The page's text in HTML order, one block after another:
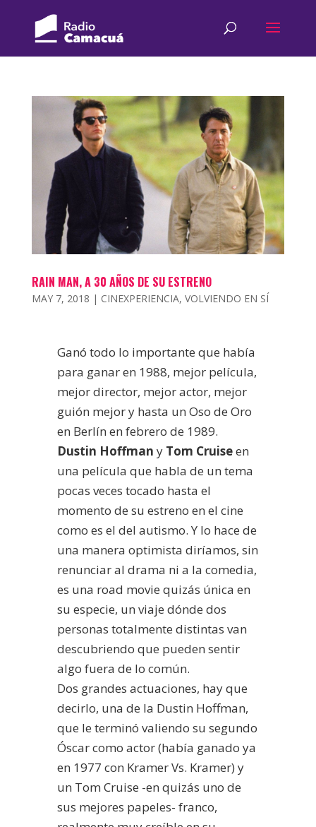
RAIN MAN, A 30 AÑOS DE SU ESTRENO
MAY 7, 2018 | CINEXPERIENCIA, VOLVIENDO EN SÍ
Ganó todo lo importante que había
para ganar en 1988, mejor película,
mejor director, mejor actor, mejor
guión mejor y hasta un Oso de Oro
en Berlín en febrero de 1989.
Dustin Hoffman y Tom Cruiseen
una película que habla de un tema
pocas veces tocado hasta el
momento de su estreno en el cine
como es el del autismo. Y lo hace de
una manera optimista diríamos, sin
renunciar al drama ni a la comedia,
es una road movie quizás única en
su especie, un viaje dónde dos
personas totalmente distintas van
descubriendo que pueden sentir
algo fuera de lo común.
Dos grandes actuaciones, hay que
decirlo, una de la Dustin Hoffman,
que le terminó valiendo su segundo
Óscar como actor (había ganado ya
en 1977 con Kramer Vs. Kramer) y
un Tom Cruise -en quizás uno de
sus mejores papeles- franco,